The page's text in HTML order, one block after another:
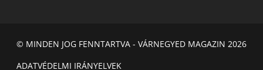
© MINDEN JOG FENNTARTVA - VÁRNEGYED MAGAZIN 2026
ADATVÉDELMI IRÁNYELVEK